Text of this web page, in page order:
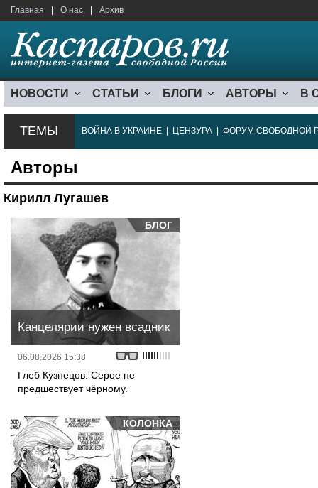
Главная О нас Архив
НОВОСТИ СТАТЬИ БЛОГИ АВТОРЫ В
ТЕМЫ ВОЙНА В УКРАИНЕ ЦЕНЗУРА ФОРУМ СВОБОДНОЙ
Авторы
Кирилл Лугашев
БЛОГ
Канцелярии нужен всадник
06.08.2026 15:38
Глеб Кузнецов: Серое не
предшествует чёрному.
КОЛОНКА